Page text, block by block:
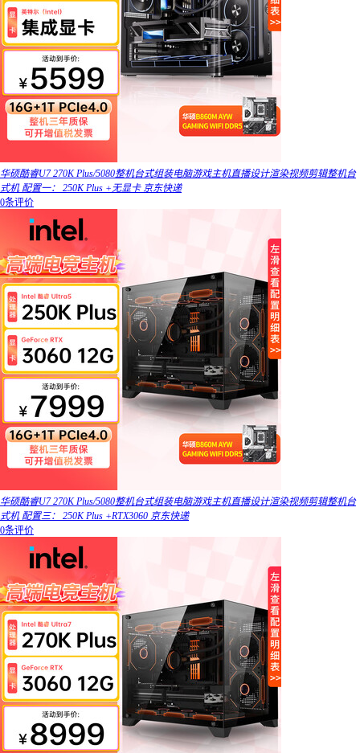
华硕酷睿U7 270K Plus/5080整机台式组装电脑游戏主机直播设计渲染视频剪辑整机台
式机 配置一： 250K Plus +无显卡 京东快递
0条评价
华硕酷睿U7 270K Plus/5080整机台式组装电脑游戏主机直播设计渲染视频剪辑整机台
式机 配置三： 250K Plus +RTX3060 京东快递
0条评价